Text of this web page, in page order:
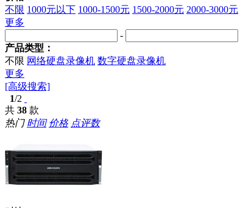
不限 1000元以下 1000-1500元 1500-2000元 2000-3000元
更多
-
产品类型：
不限 网络硬盘录像机 数字硬盘录像机
更多
[高级搜索]
1/2
共 38 款
热门 时间 价格 点评数